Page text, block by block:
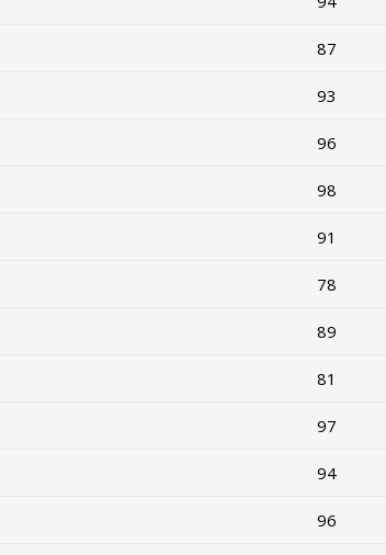
87
93
96
98
91
78
89
81
97
94
96